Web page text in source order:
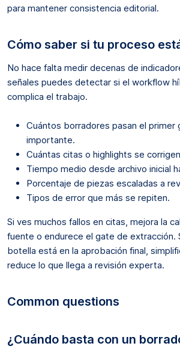
para mantener consistencia editorial.
Cómo saber si tu proceso
No hace falta medir decenas de
señales puedes detectar si el workflow
complica el trabajo.
Cuántos borradores pasan el primer
importante.
Cuántas citas o highlights se
Tiempo medio desde archivo inicial
Porcentaje de piezas escaladas a
Tipos de error que más se repiten.
Si ves muchos fallos en citas, mejora la
fuente o endurece el gate de extracción.
botella está en la aprobación final,
reduce lo que llega a revisión experta.
Common questions
¿Cuándo basta con un